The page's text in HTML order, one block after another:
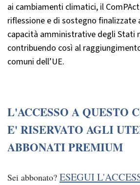
ai cambiamenti climatici, il
riflessione e di sostegno finalizzate
capacità amministrative degli Stati
contribuendo così al
comuni dell’UE.
L'ACCESSO A QUESTO
E' RISERVATO AGLI
ABBONATI PREMIUM
Sei abbonato? ESEGUI